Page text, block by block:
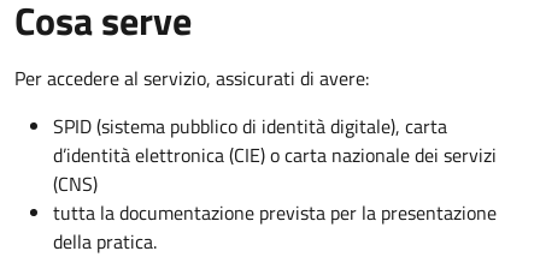
Cosa serve
Per accedere al servizio, assicurati di avere:
SPID (sistema pubblico di identità digitale), carta
d’identità elettronica (CIE) o carta nazionale dei servizi
(CNS)
tutta la documentazione prevista per la presentazione
della pratica.